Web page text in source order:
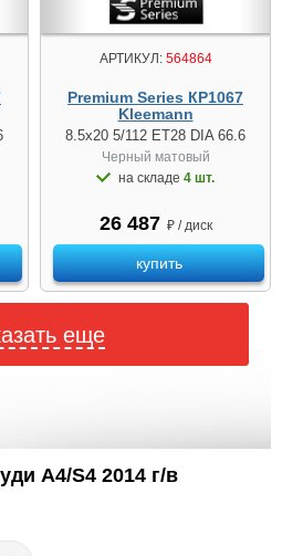
АРТИКУЛ:564864
Premium Series КР1067
Kleemann
8.5x20 5/112 ET28 DIA 66.6
Черный матовый
на складе 4 шт.
26 487 ₽ / диск
купить
еще
A4/S4 2014 г/в